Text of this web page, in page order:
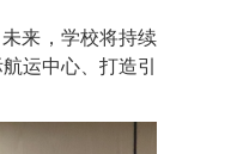
来，学校将持续
运中心、打造引